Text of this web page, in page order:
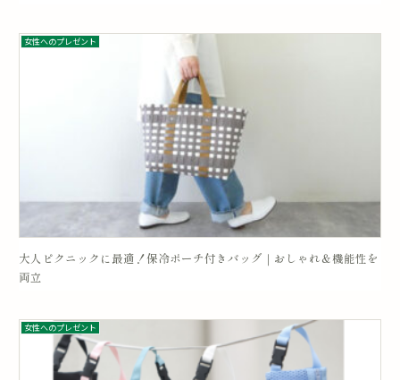
女性へのプレゼント
大人ピクニックに最適！保冷ポーチ付きバッグ｜おしゃれ＆機能性を
両立
女性へのプレゼント